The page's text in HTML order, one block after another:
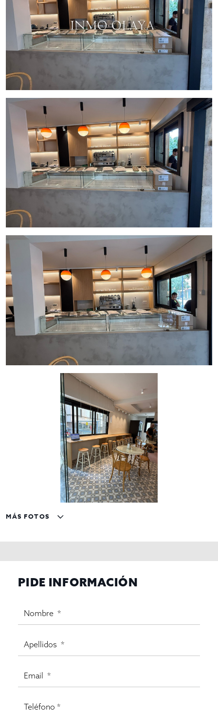
Estado Actual:
Local en pleno funcionamiento y con
facturación constante.
Instalaciones en perfecto estado, listas para
continuar la actividad sin necesidad de
Ventajas del Negocio:
Ubicación Estratégica:Situado en una zona de alto
tránsito, rodeado de servicios clave como
universidades y oficinas que generan un flujo
constante de clientes.
Negocio Consolidado:Este local ya está operativo y
cuenta con una clientela estable, lo que asegura
ingresos desde el primer día.
Versatilidad:El espacio y equipamiento permiten
desarrollar distintos conceptos gastronómicos,
desde cafetería hasta bar de tapas o menú diario.
Condiciones del Traspaso:
Precio de Traspaso: 260.000 €
Alquiler Mensual: 1.600 € (+ IVA)
Oportunidad Ideal
Este traspaso es una excelente opción para emprendedores
o inversores que buscan un negocio consolidado en una de
las mejores zonas de Barcelona. Su ubicación, capacidad y
estado actual ofrecen un gran potencial para crecer y
destacar en el competitivo mercado de la hostelería.
¡No deje escapar esta oportunidad única! Para más
InmoOlaya, la agencia líder en traspasos y
alquileres de negocios de hostelería. Nuestro equipo de
expertos le acompañará durante todo el proceso para
garantizar el éxito de su inversión.
MÁS FOTOS
PIDE INFORMACIÓN